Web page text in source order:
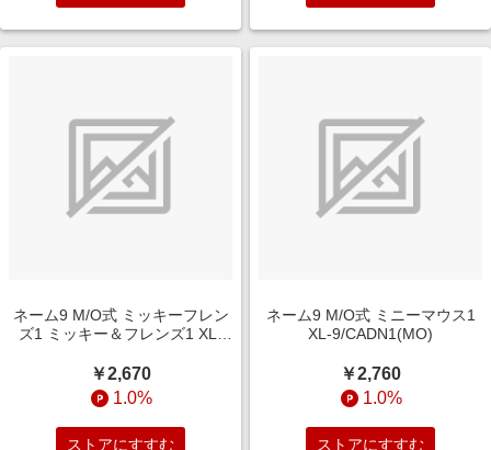
ネーム9 M/O式 ミッキーフレン
ズ1 ミッキー＆フレンズ1 XL-
￥2,670
1.0%
ストアにすすむ
ネーム9 M/O式 ミニーマウス1
XL-9/CADN1(MO)
￥2,760
1.0%
ストアにすすむ